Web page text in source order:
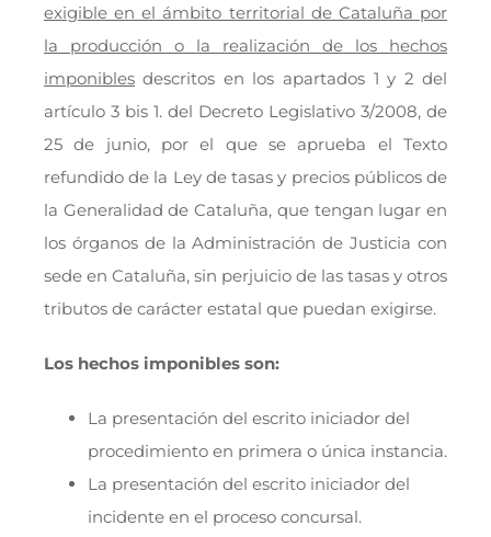
exigible en el ámbito territorial de Cataluña por
la producción o la realización de los hechos
imponiblesdescritos en los apartados 1 y 2 del
artículo 3 bis 1. del Decreto Legislativo 3/2008, de
25 de junio, por el que se aprueba el Texto
refundido de la Ley de tasas y precios públicos de
la Generalidad de Cataluña, que tengan lugar en
los órganos de la Administración de Justicia con
sede en Cataluña, sin perjuicio de las tasas y otros
tributos de carácter estatal que puedan exigirse.
Los hechos imponibles son:
La presentación del escrito iniciador del
procedimiento en primera o única instancia.
La presentación del escrito iniciador del
incidente en el proceso concursal.